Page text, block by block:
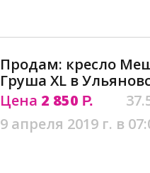
Продам: кресло
Груша XL в
Цена 2 850 Р.
9 апреля 2019 г. в